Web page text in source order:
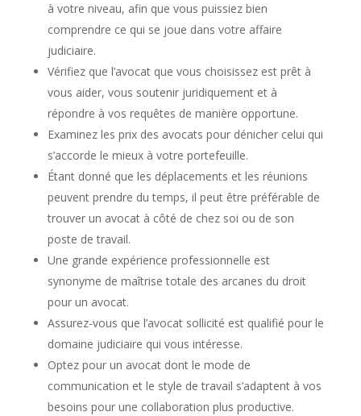
à votre niveau, afin que vous puissiez bien
comprendre ce qui se joue dans votre affaire
judiciaire.
Vérifiez que l’avocat que vous choisissez est prêt à
vous aider, vous soutenir juridiquement et à
répondre à vos requêtes de manière opportune.
Examinez les prix des avocats pour dénicher celui qui
s’accorde le mieux à votre portefeuille.
Étant donné que les déplacements et les réunions
peuvent prendre du temps, il peut être préférable de
trouver un avocat à côté de chez soi ou de son
poste de travail.
Une grande expérience professionnelle est
synonyme de maîtrise totale des arcanes du droit
pour un avocat.
Assurez-vous que l’avocat sollicité est qualifié pour le
domaine judiciaire qui vous intéresse.
Optez pour un avocat dont le mode de
communication et le style de travail s’adaptent à vos
besoins pour une collaboration plus productive.